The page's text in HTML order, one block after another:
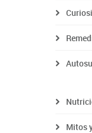
Mitos